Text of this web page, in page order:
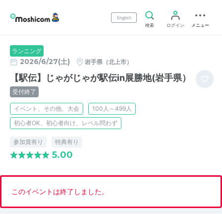
English
検索
ログイン メニュー
ランニング
2026/6/27(土) 岩手県（北上市）
【駅伝】じゃがじゃが駅伝in展勝地(岩手県）
受付終了
イベント、その他、大会
100人～499人
初心者OK、初心者向け、レベル問わず
参加賞有り 特典有り
5.00
このイベントは終了しました。